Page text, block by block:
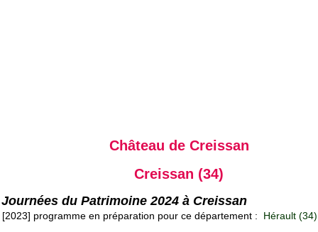
Château de Creissan
Creissan (34)
Journées du Patrimoine 2024 à Creissan
[2023] programme en préparation pour ce département : Hérault (34)